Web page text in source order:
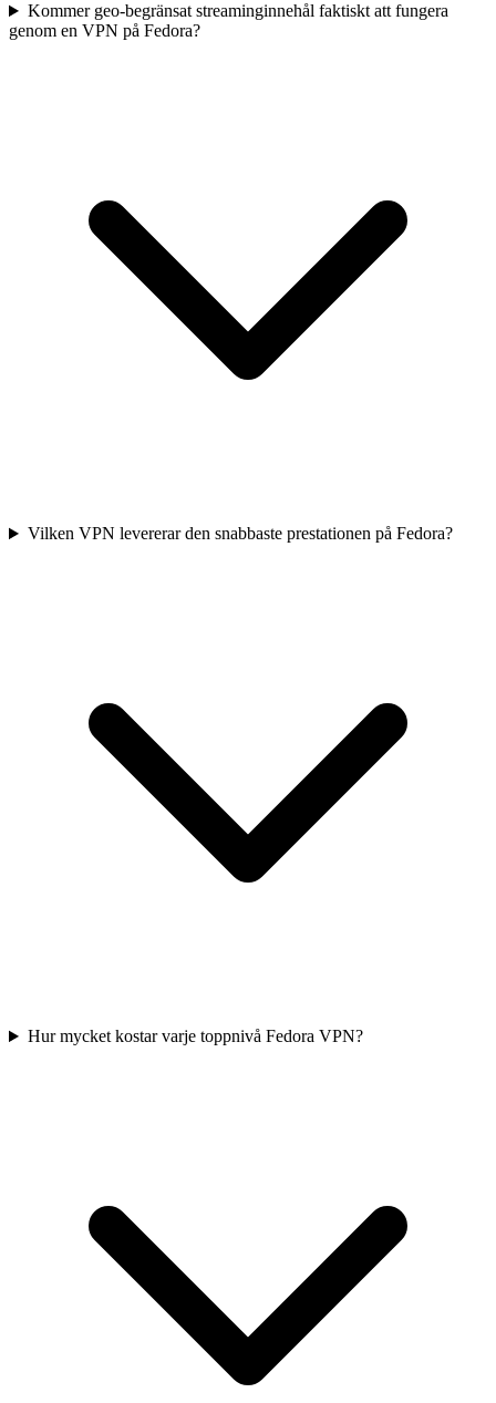
Kommer geo-begränsat streaminginnehål faktiskt att fungera
genom en VPN på Fedora?
Vilken VPN levererar den snabbaste prestationen på Fedora?
Hur mycket kostar varje toppnivå Fedora VPN?